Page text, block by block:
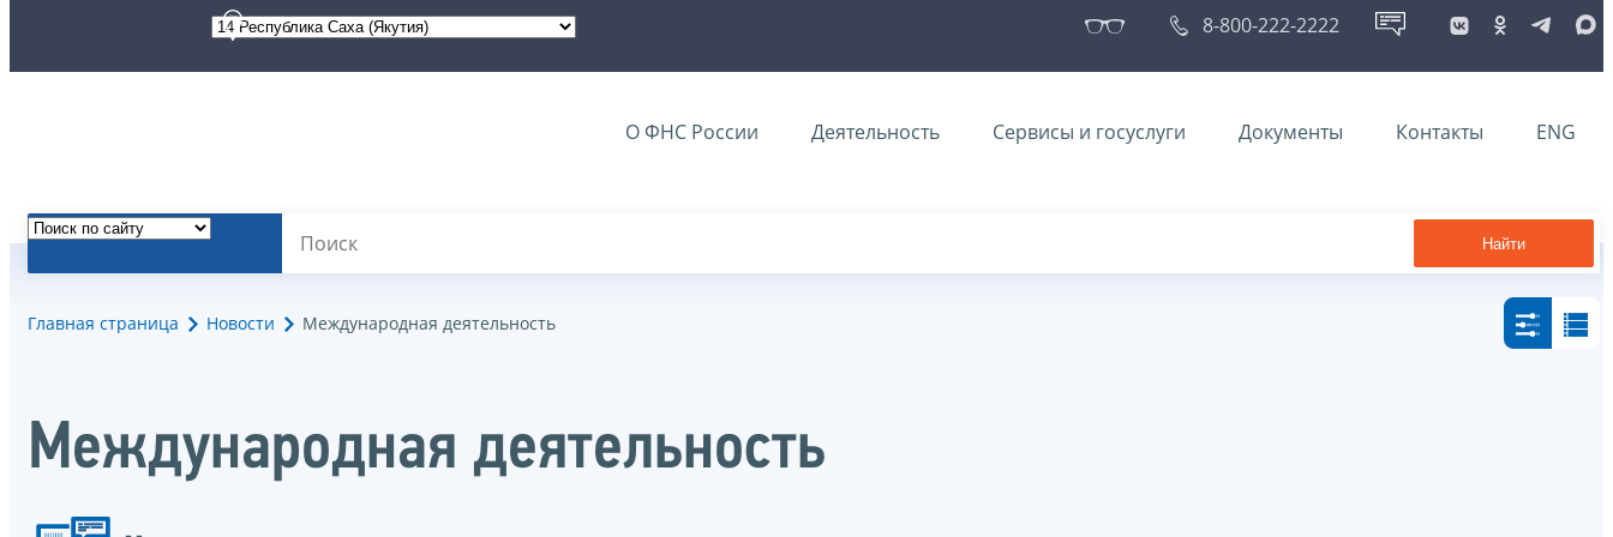
8-800-222-2222
О ФНС России Деятельность Сервисы и госуслуги Документы Контакты ENG
Найти
Главная страница Новости Международная деятельность
Международная деятельность